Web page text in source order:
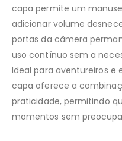
capa permite um
adicionar volume
portas da câmera
uso contínuo sem a
Ideal para aventureiros e
capa oferece a
praticidade, permitindo
momentos sem